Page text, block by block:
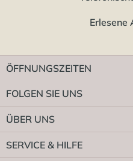
Erlesene
ÖFFNUNGSZEITEN
FOLGEN SIE UNS
ÜBER UNS
SERVICE & HILFE